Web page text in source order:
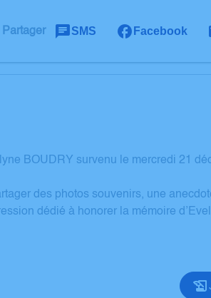
Partager SMS Facebook
BOUDRY survenu le mercredi 21
des photos souvenirs, une
dédié à honorer la mémoire